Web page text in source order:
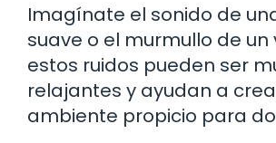
Imagínate el sonido de
suave o el murmullo de un
estos ruidos pueden ser
relajantes y ayudan a
ambiente propicio para